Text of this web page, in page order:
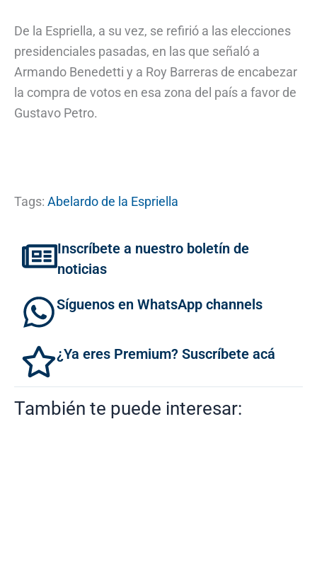
De la Espriella, a su vez, se refirió a las elecciones
presidenciales pasadas, en las que señaló a
Armando Benedetti y a Roy Barreras de encabezar
la compra de votos en esa zona del país a favor de
Gustavo Petro.
Tags: Abelardo de la Espriella
Inscríbete a nuestro boletín de
noticias
Síguenos en WhatsApp channels
¿Ya eres Premium? Suscríbete acá
También te puede interesar: